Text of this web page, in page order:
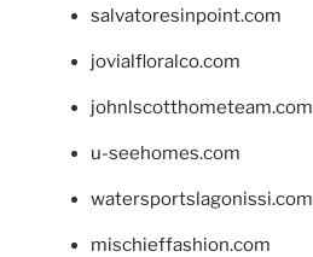
salvatoresinpoint.com
jovialfloralco.com
johnlscotthometeam.com
u-seehomes.com
watersportslagonissi.com
mischieffashion.com